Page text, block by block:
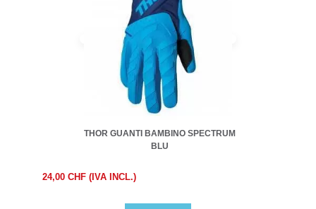
THOR GUANTI BAMBINO SPECTRUM
BLU
24,00 CHF (IVA INCL.)